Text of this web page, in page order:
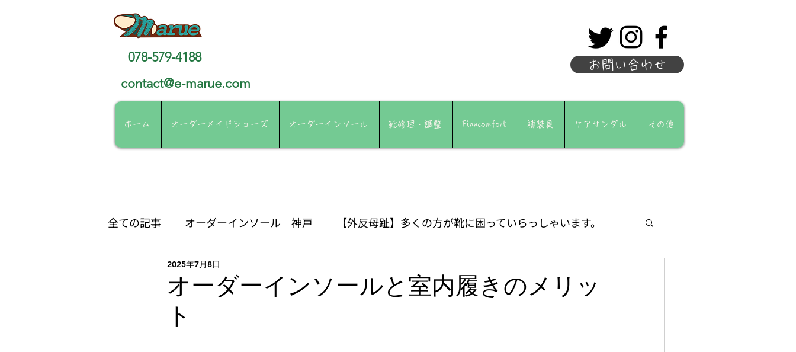
078-579-4188
contact@e-marue.com
お問い合わせ
ホーム オーダーメイドシューズ オーダーインソール 靴修理・調整 Finncomfort 補装具 ケアサンダル その他
全ての記事 オーダーインソール 神戸 【外反母趾】多くの方が靴に困っていらっしゃいます。
脚長差
靴修理・調整 神戸
オーダーインソールと室内履きのメリッ
ト
2025年7月8日